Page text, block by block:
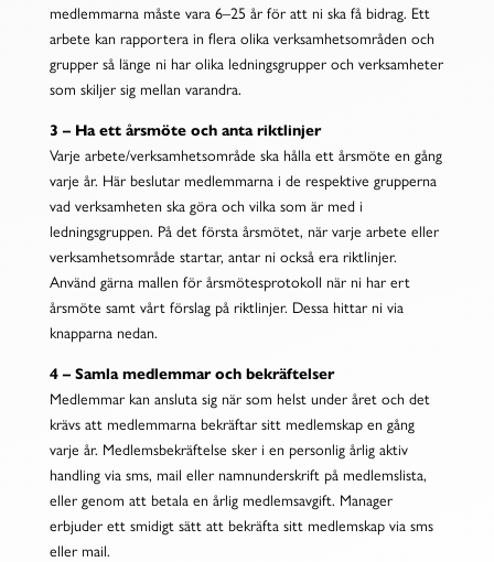
medlemmarna måste vara 6–25 år för att ni ska få bidrag. Ett
arbete kan rapportera in flera olika verksamhetsområden och
grupper så länge ni har olika ledningsgrupper och verksamheter
som skiljer sig mellan varandra.
3 – Ha ett årsmöte och anta riktlinjer
Varje arbete/verksamhetsområde ska hålla ett årsmöte en gång
varje år. Här beslutar medlemmarna i de respektive grupperna
vad verksamheten ska göra och vilka som är med i
ledningsgruppen. På det första årsmötet, när varje arbete eller
verksamhetsområde startar, antar ni också era riktlinjer.
Använd gärna mallen för årsmötesprotokoll när ni har ert
årsmöte samt vårt förslag på riktlinjer. Dessa hittar ni via
knapparna nedan.
4 – Samla medlemmar och bekräftelser
Medlemmar kan ansluta sig när som helst under året och det
krävs att medlemmarna bekräftar sitt medlemskap en gång
varje år. Medlemsbekräftelse sker i en personlig årlig aktiv
handling via sms, mail eller namnunderskrift på medlemslista,
eller genom att betala en årlig medlemsavgift. Manager
erbjuder ett smidigt sätt att bekräfta sitt medlemskap via sms
eller mail.